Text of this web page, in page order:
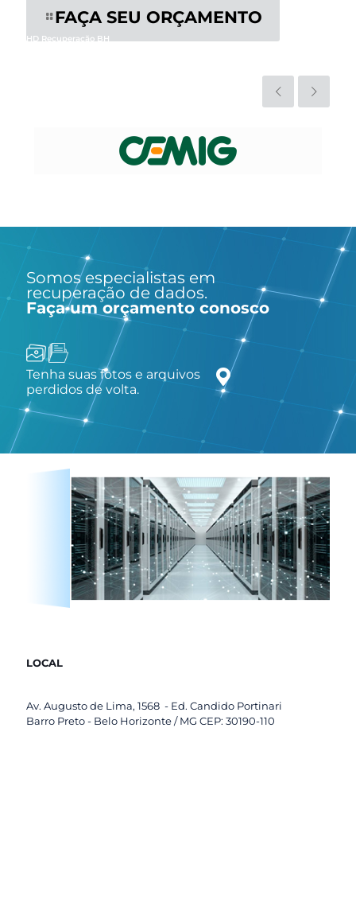
FAÇA SEU ORÇAMENTO
HD Recuperação BH
Somos especialistas em
recuperação de dados.
Faça um orçamento conosco
Tenha suas fotos e arquivos
perdidos de volta.
LOCAL
Av. Augusto de Lima, 1568 - Ed. Candido Portinari
Barro Preto - Belo Horizonte / MG CEP: 30190-110